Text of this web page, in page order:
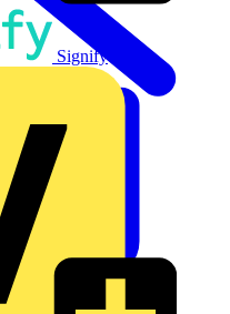
Signify